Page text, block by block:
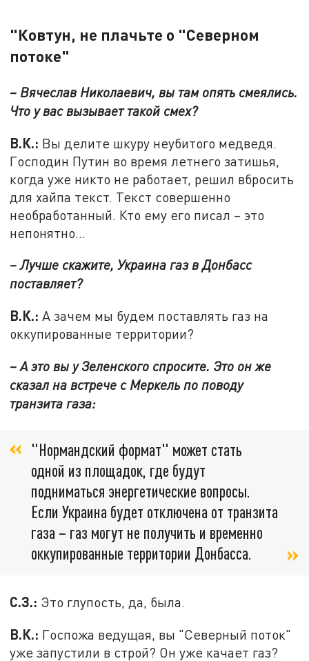
"Ковтун, не плачьте о "Северном
потоке"
– Вячеслав Николаевич, вы там опять смеялись.
Что у вас вызывает такой смех?
В.К.: Вы делите шкуру неубитого медведя.
Господин Путин во время летнего затишья,
когда уже никто не работает, решил вбросить
для хайпа текст. Текст совершенно
необработанный. Кто ему его писал – это
непонятно…
– Лучше скажите, Украина газ в Донбасс
поставляет?
В.К.: А зачем мы будем поставлять газ на
оккупированные территории?
– А это вы у Зеленского спросите. Это он же
сказал на встрече с Меркель по поводу
транзита газа:
"Нормандский формат" может стать
одной из площадок, где будут
подниматься энергетические вопросы.
Если Украина будет отключена от транзита
газа – газ могут не получить и временно
оккупированные территории Донбасса.
С.З.: Это глупость, да, была.
В.К.: Госпожа ведущая, вы "Северный поток"
уже запустили в строй? Он уже качает газ?